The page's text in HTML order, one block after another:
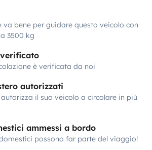
va bene per guidare questo veicolo con
3500 kg
è verificata da noi
autorizzati
il suo veicolo a circolare in più
ammessi a bordo
possono far parte del viaggio!